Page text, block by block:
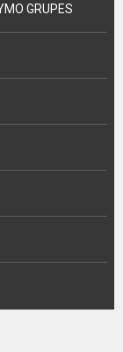
GRUPES